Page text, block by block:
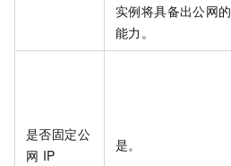
实例将具备出公网的
能力。
是否固定公
网 IP
是。